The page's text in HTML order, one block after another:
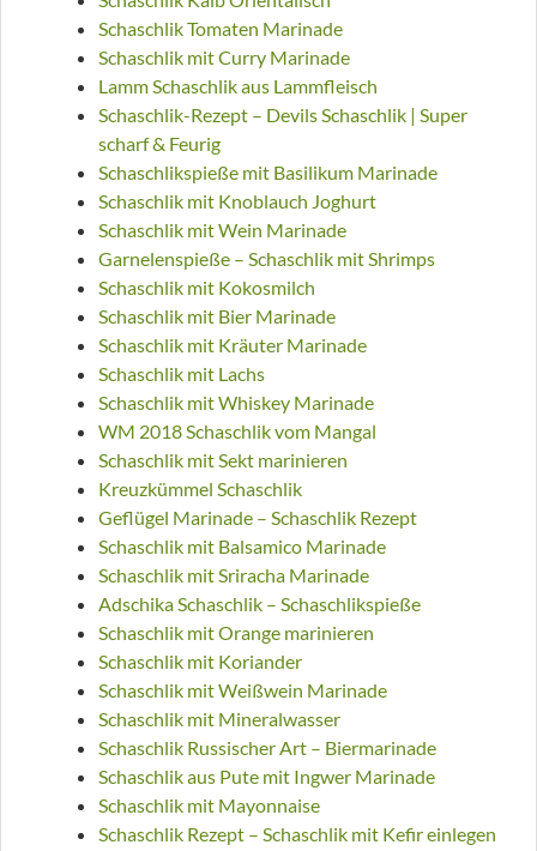
Schaschlik Tomaten Marinade
Schaschlik mit Curry Marinade
Lamm Schaschlik aus Lammfleisch
Schaschlik-Rezept – Devils Schaschlik | Super
scharf & Feurig
Schaschlikspieße mit Basilikum Marinade
Schaschlik mit Knoblauch Joghurt
Schaschlik mit Wein Marinade
Garnelenspieße – Schaschlik mit Shrimps
Schaschlik mit Kokosmilch
Schaschlik mit Bier Marinade
Schaschlik mit Kräuter Marinade
Schaschlik mit Lachs
Schaschlik mit Whiskey Marinade
WM 2018 Schaschlik vom Mangal
Schaschlik mit Sekt marinieren
Kreuzkümmel Schaschlik
Geflügel Marinade – Schaschlik Rezept
Schaschlik mit Balsamico Marinade
Schaschlik mit Sriracha Marinade
Adschika Schaschlik – Schaschlikspieße
Schaschlik mit Orange marinieren
Schaschlik mit Koriander
Schaschlik mit Weißwein Marinade
Schaschlik mit Mineralwasser
Schaschlik Russischer Art – Biermarinade
Schaschlik aus Pute mit Ingwer Marinade
Schaschlik mit Mayonnaise
Schaschlik Rezept – Schaschlik mit Kefir einlegen